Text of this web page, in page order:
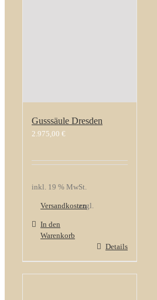
Gusssäule Dresden
2.975,00 €
inkl. 19 % MwSt.
zzgl.
Versandkosten
In den
Warenkorb
Details